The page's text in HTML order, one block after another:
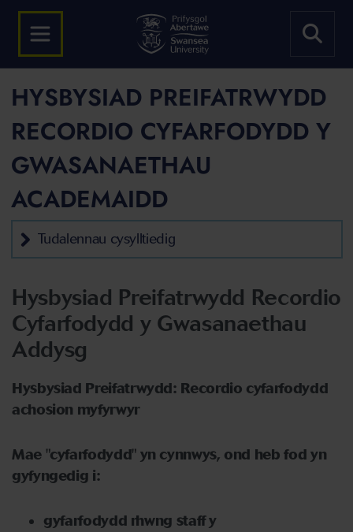
HYSBYSIAD PREIFATRWYDD
RECORDIO CYFARFODYDD Y
GWASANAETHAU
ACADEMAIDD
Tudalennau cysylltiedig
Hysbysiad Preifatrwydd Recordio
Cyfarfodydd y Gwasanaethau
Addysg
Hysbysiad Preifatrwydd: Recordio cyfarfodydd
achosion myfyrwyr
Mae "cyfarfodydd" yn cynnwys, ond heb fod yn
gyfyngedig i:
gyfarfodydd rhwng staff y